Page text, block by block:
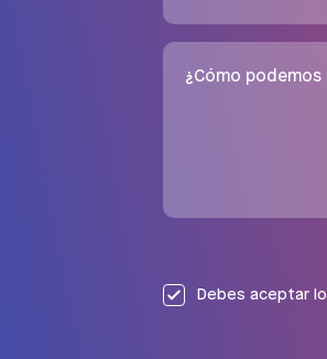
¿Cómo podemos
Debes aceptar